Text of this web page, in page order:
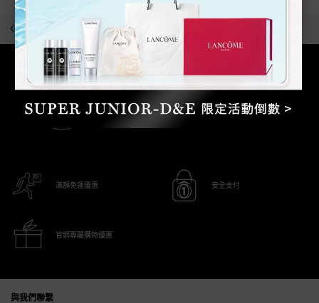
最近瀏覽
回到上一頁
滿額免運優惠 安全支付
官網專屬購物優惠
與我們聯繫